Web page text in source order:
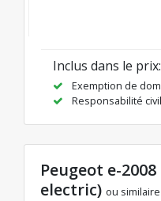
Inclus dans le prix:
Exemption de
Responsabilité
Peugeot e-
electric) ou similaire